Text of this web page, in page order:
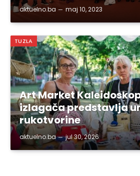
aktuelno.ba maj 10, 2023
TUZLA
Art Market
izlagača predstavlja
rukotvorine
aktuelno.ba jul 30, 2026